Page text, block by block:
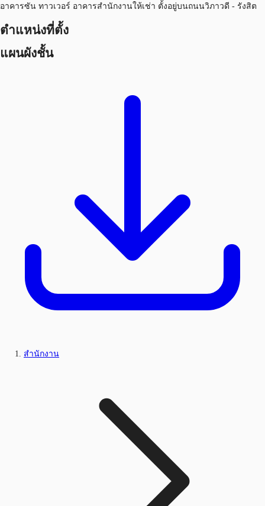
อาคารซัน ทาวเวอร์ อาคารสำนักงานให้เช่า ตั้งอยู่บนถนนวิภาวดี - รังสิต
ตำแหน่งที่ตั้ง
แผนผังชั้น
สำนักงาน